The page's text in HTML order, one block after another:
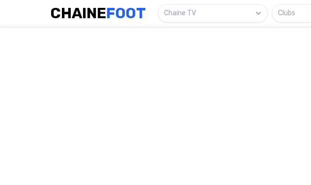
CHAINEFOOT Chaine TV Clubs